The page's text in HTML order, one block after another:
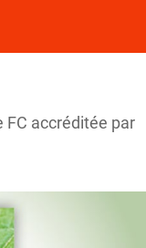
FC accréditée par